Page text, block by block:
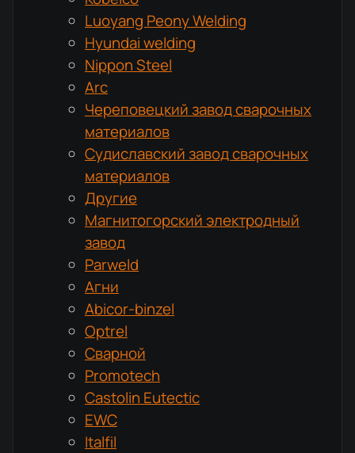
Luoyang Peony Welding
Hyundai welding
Nippon Steel
Arc
Череповецкий завод сварочных
материалов
Судиславский завод сварочных
материалов
Другие
Магнитогорский электродный
завод
Parweld
Агни
Abicor-binzel
Optrel
Сварной
Promotech
Castolin Eutectic
EWC
Italfil